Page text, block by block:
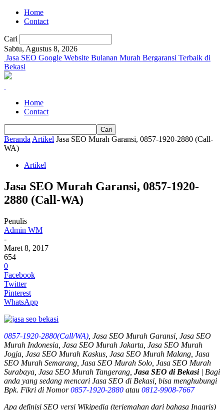
Home
Contact
Cari
Sabtu, Agustus 8, 2026
Jasa SEO Google Website Bulanan Murah Bergaransi Terbaik di
Bekasi
Home
Contact
Beranda Artikel Jasa SEO Murah Garansi, 0857-1920-2880 (Call-
WA)
Artikel
Jasa SEO Murah Garansi, 0857-1920-
2880 (Call-WA)
Penulis
Admin WM
-
Maret 8, 2017
654
0
Facebook
Twitter
Pinterest
WhatsApp
0857-1920-2880(Call/WA) , Jasa SEO Murah Garansi, Jasa SEO
Murah Indonesia, Jasa SEO Murah Jakarta, Jasa SEO Murah
Jogja, Jasa SEO Murah Kaskus, Jasa SEO Murah Malang, Jasa
SEO Murah Semarang, Jasa SEO Murah Solo, Jasa SEO Murah
Surabaya, Jasa SEO Murah Tangerang, Jasa SEO di Bekasi| Bagi
anda yang sedang mencari Jasa SEO di Bekasi , bisa menghubungi
Bpk. Fikri di Nomor0857-1920-2880 atau 0812-9908-7667
Apa definisi SEO versi Wikipedia (terjemahan dari bahasa Inggris)